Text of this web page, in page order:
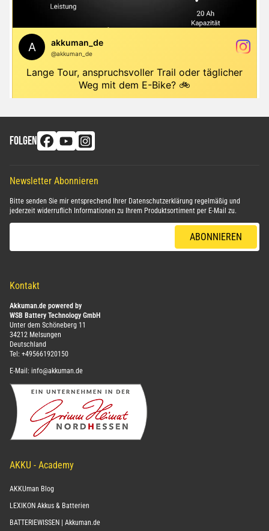
FOLGEN
Newsletter Abonnieren
Bitte senden Sie mir entsprechend Ihrer Datenschutzerklärung regelmäßig und
jederzeit widerruflich Informationen zu Ihrem Produktsortiment per E-Mail zu.
ABONNIEREN
Kontakt
Akkuman.de powered by
WSB Battery Technology GmbH
Unter dem Schöneberg 11
34212 Melsungen
Deutschland
Tel: +495661920150
E-Mail: info@akkuman.de
AKKU - Academy
AKKUman Blog
LEXIKON Akkus & Batterien
BATTERIEWISSEN | Akkuman.de